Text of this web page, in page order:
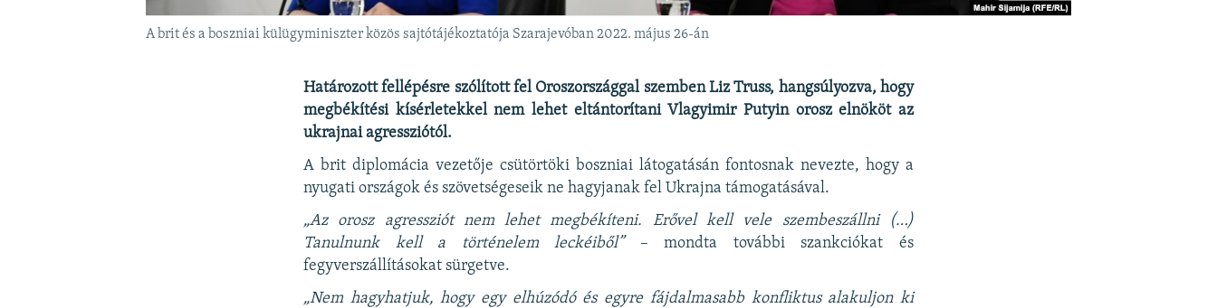
A brit és a boszniai külügyminiszter közös sajtótájékoztatója Szarajevóban 2022. május 26-án
Határozott fellépésre szólított fel Oroszországgal szemben Liz Truss, hangsúlyozva, hogy
megbékítési kísérletekkel nem lehet eltántorítani Vlagyimir Putyin orosz elnököt az
ukrajnai agressziótól.
A brit diplomácia vezetője csütörtöki boszniai látogatásán fontosnak nevezte, hogy a
nyugati országok és szövetségeseik ne hagyjanak fel Ukrajna támogatásával.
„Az orosz agressziót nem lehet megbékíteni. Erővel kell vele szembeszállni (…)
Tanulnunk kell a történelem leckéiből”– mondta további szankciókat és
fegyverszállításokat sürgetve.
„Nem hagyhatjuk, hogy egy elhúzódó és egyre fájdalmasabb konfliktus alakuljon ki